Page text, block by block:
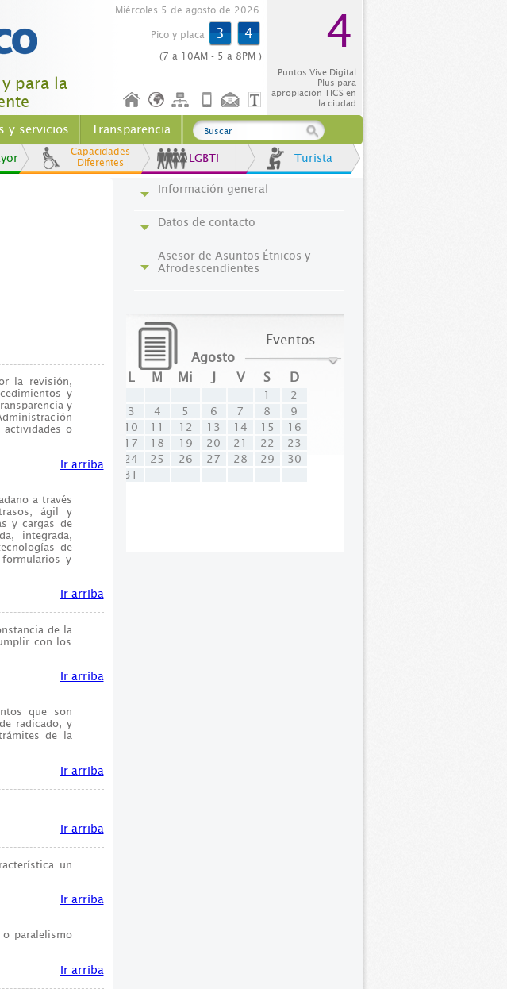
para la
Miércoles 5 de agosto de 2026
Pico y placa 3 4
(7 a 10AM - 5 a 8PM ) 4
Puntos Vive Digital
Plus para
apropiación TICS en
la ciudad
y servicios Transparencia
Capacidades
Diferentes
LGBTI Turista
la revisión,
y
y
actividades o
Ir arriba
a través
ágil y
y cargas de
integrada,
de
y
Ir arriba
de la
con los
Ir arriba
que son
radicado, y
de la
Ir arriba
Ir arriba
un
Ir arriba
paralelismo
Ir arriba
Información general
Datos de contacto
Asesor de Asuntos Étnicos y
Afrodescendientes
Eventos
Agosto
L
M Mi J V S D
1
2
3
4 5 6 7 8
9
10
11 12 13 14 15
16
17
18 19 20 21 22
23
24
25 26 27 28 29
30
31